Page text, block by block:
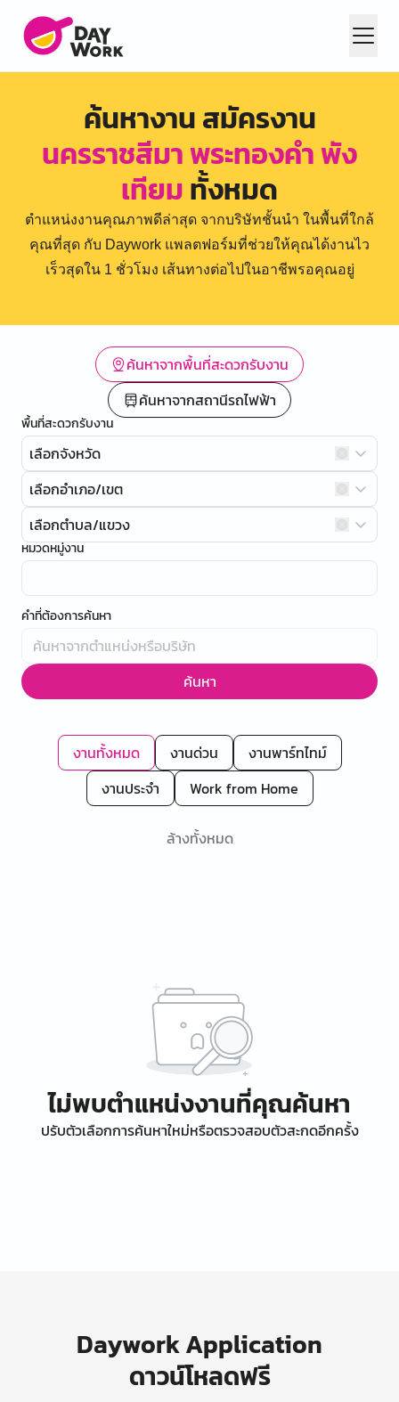
ค้นหางาน สมัครงาน
นครราชสีมา พระทองคำ พัง
เทียมทั้งหมด
ตำแหน่งงานคุณภาพดีล่าสุด จากบริษัทชั้นนำ ในพื้นที่ใกล้
คุณที่สุด กับ Daywork แพลตฟอร์มที่ช่วยให้คุณได้งานไว
เร็วสุดใน 1 ชั่วโมง เส้นทางต่อไปในอาชีพรอคุณอยู่
ค้นหาจากพื้นที่สะดวกรับงาน
ค้นหาจากสถานีรถไฟฟ้า
พื้นที่สะดวกรับงาน
เลือกจังหวัด
เลือกอำเภอ/เขต
เลือกตำบล/แขวง
หมวดหมู่งาน
คำที่ต้องการค้นหา
ค้นหา
งานทั้งหมด งานด่วน
งานพาร์ทไทม์
งานประจำ
Work from Home
ล้างทั้งหมด
ไม่พบตำแหน่งงานที่คุณค้นหา
ปรับตัวเลือกการค้นหาใหม่หรือตรวจสอบตัวสะกดอีกครั้ง
Daywork Application
ดาวน์โหลดฟรี